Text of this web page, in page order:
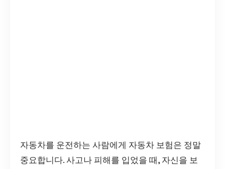
자동차를 운전하는 사람에게 자동차 보험은 정말
중요합니다. 사고나 피해를 입었을 때, 자신을 보